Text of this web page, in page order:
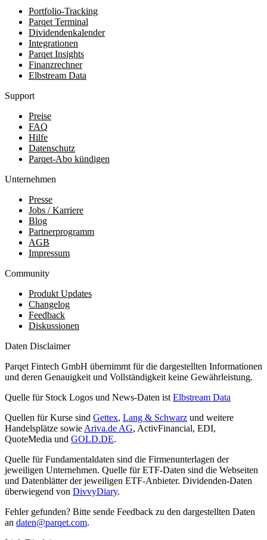
Portfolio-Tracking
Parqet Terminal
Dividendenkalender
Integrationen
Parqet Insights
Finanzrechner
Elbstream Data
Support
Preise
FAQ
Hilfe
Datenschutz
Parqet-Abo kündigen
Unternehmen
Presse
Jobs / Karriere
Blog
Partnerprogramm
AGB
Impressum
Community
Produkt Updates
Changelog
Feedback
Diskussionen
Daten Disclaimer
Parqet Fintech GmbH übernimmt für die dargestellten Informationen
und deren Genauigkeit und Vollständigkeit keine Gewährleistung.
Quelle für Stock Logos und News-Daten ist Elbstream Data
Quellen für Kurse sind Gettex, Lang & Schwarz und weitere
Handelsplätze sowie Ariva.de AG, ActivFinancial, EDI,
QuoteMedia und GOLD.DE.
Quelle für Fundamentaldaten sind die Firmenunterlagen der
jeweiligen Unternehmen. Quelle für ETF-Daten sind die Webseiten
und Datenblätter der jeweiligen ETF-Anbieter. Dividenden-Daten
überwiegend von DivvyDiary.
Fehler gefunden? Bitte sende Feedback zu den dargestellten Daten
an daten@parqet.com.